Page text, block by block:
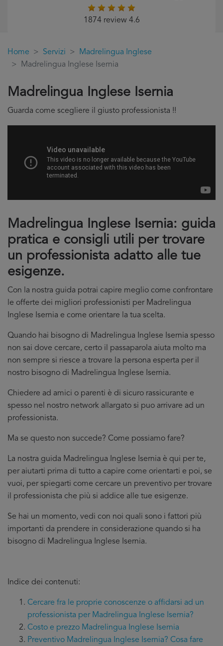
1874 review 4.6
Home Servizi
Madrelingua Inglese
Madrelingua Inglese Isernia
Madrelingua Inglese Isernia
Guarda come scegliere il giusto professionista !!
Madrelingua Inglese Isernia: guida
pratica e consigli utili per trovare
un professionista adatto alle tue
esigenze.
Con la nostra guida potrai capire meglio come confrontare
le offerte dei migliori professionisti per Madrelingua
Inglese Isernia e come orientare la tua scelta.
Quando hai bisogno di Madrelingua Inglese Isernia spesso
non sai dove cercare, certo il passaparola aiuta molto ma
non sempre si riesce a trovare la persona esperta per il
nostro bisogno di Madrelingua Inglese Isernia.
Chiedere ad amici o parenti è di sicuro rassicurante e
spesso nel nostro network allargato si puo arrivare ad un
professionista.
Ma se questo non succede? Come possiamo fare?
La nostra guida Madrelingua Inglese Isernia è qui per te,
per aiutarti prima di tutto a capire come orientarti e poi, se
vuoi, per spiegarti come cercare un preventivo per trovare
il professionista che più si addice alle tue esigenze.
Se hai un momento, vedi con noi quali sono i fattori più
importanti da prendere in considerazione quando si ha
bisogno di Madrelingua Inglese Isernia.
Indice dei contenuti:
Cercare fra le proprie conoscenze o affidarsi ad un
professionista per Madrelingua Inglese Isernia?
Costo e prezzo Madrelingua Inglese Isernia
Preventivo Madrelingua Inglese Isernia? Cosa fare